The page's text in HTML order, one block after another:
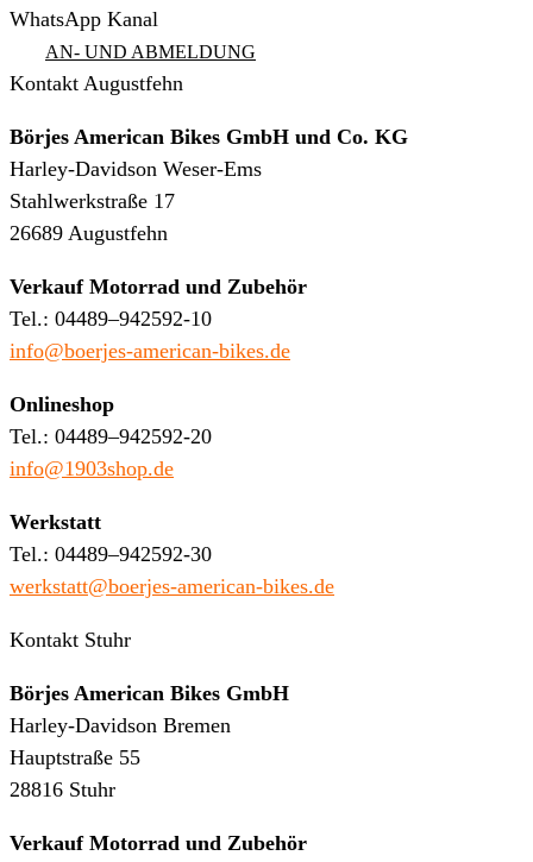
WhatsApp Kanal
AN- UND ABMELDUNG
Kontakt Augustfehn
Börjes American Bikes GmbH und Co. KG
Harley-Davidson Weser-Ems
Stahlwerkstraße 17
26689 Augustfehn
Verkauf Motorrad und Zubehör
Tel.: 04489–942592-10
info@boerjes-american-bikes.de
Onlineshop
Tel.: 04489–942592-20
info@1903shop.de
Werkstatt
Tel.: 04489–942592-30
werkstatt@boerjes-american-bikes.de
Kontakt Stuhr
Börjes American Bikes GmbH
Harley-Davidson Bremen
Hauptstraße 55
28816 Stuhr
Verkauf Motorrad und Zubehör